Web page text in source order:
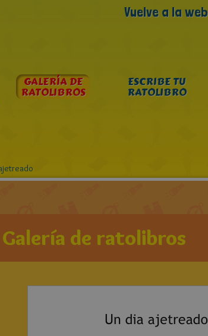
Vuelve a la web
GALERÍA DE
RATOLIBROS
ESCRIBE TU
RATOLIBRO
Galería de ratolibros